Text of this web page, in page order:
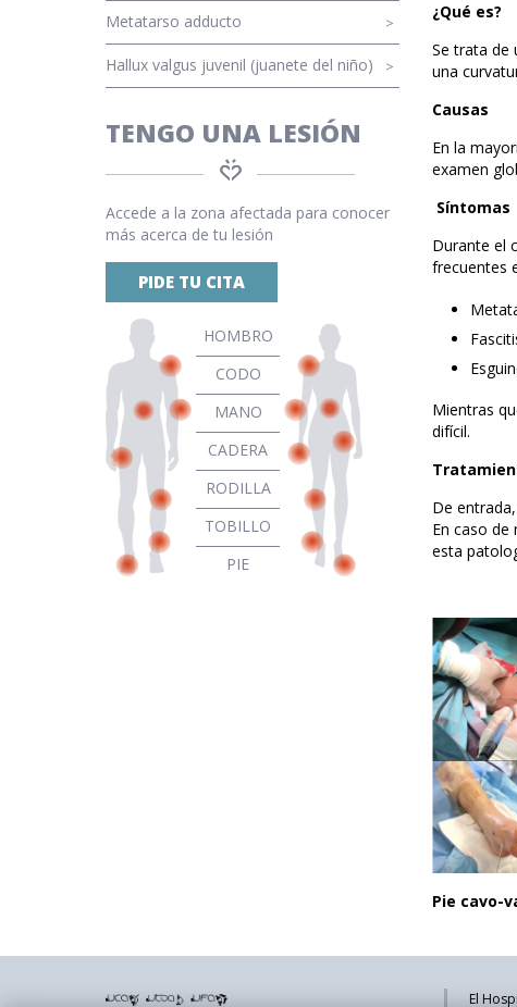
Metatarso adducto
Hallux valgus juvenil (juanete del niño)
TENGO UNA LESIÓN
Accede a la zona afectada para conocer
más acerca de tu lesión
PIDE TU CITA
HOMBRO
CODO
MANO
CADERA
RODILLA
TOBILLO
PIE
¿Qué es?
Se trata de
una
Causas
En la
examen
Síntomas
Durante el
frecuentes
Mientras
difícil.
De
En caso
esta
Pie
El